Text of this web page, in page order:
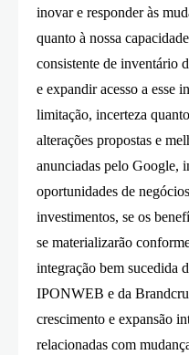
inovar e responder às
quanto à nossa
consistente de inventário
e expandir acesso a esse
limitação, incerteza
alterações propostas e
anunciadas pelo Google,
oportunidades de
investimentos, se os
se materializarão
integração bem sucedida
IPONWEB e da
crescimento e expansão
relacionadas com